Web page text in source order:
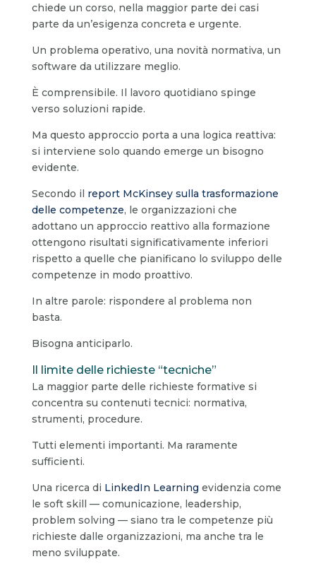
chiede un corso, nella maggior parte dei casi
parte da un’esigenza concreta e urgente.
Un problema operativo, una novità normativa, un
software da utilizzare meglio.
È comprensibile. Il lavoro quotidiano spinge
verso soluzioni rapide.
Ma questo approccio porta a una logica reattiva:
si interviene solo quando emerge un bisogno
evidente.
Secondo il report McKinsey sulla trasformazione
delle competenze, le organizzazioni che
adottano un approccio reattivo alla formazione
ottengono risultati significativamente inferiori
rispetto a quelle che pianificano lo sviluppo delle
competenze in modo proattivo.
In altre parole: rispondere al problema non
basta.
Bisogna anticiparlo.
Il limite delle richieste “tecniche”
La maggior parte delle richieste formative si
concentra su contenuti tecnici: normativa,
strumenti, procedure.
Tutti elementi importanti. Ma raramente
sufficienti.
Una ricerca di LinkedIn Learning evidenzia come
le soft skill — comunicazione, leadership,
problem solving — siano tra le competenze più
richieste dalle organizzazioni, ma anche tra le
meno sviluppate.